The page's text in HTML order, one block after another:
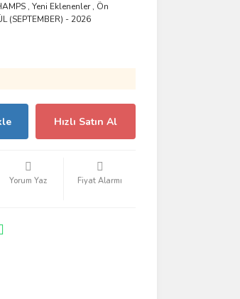
,Yeni Eklenenler, Ön
(SEPTEMBER) - 2026
Hızlı Satın Al
Yorum Yaz Fiyat Alarmı